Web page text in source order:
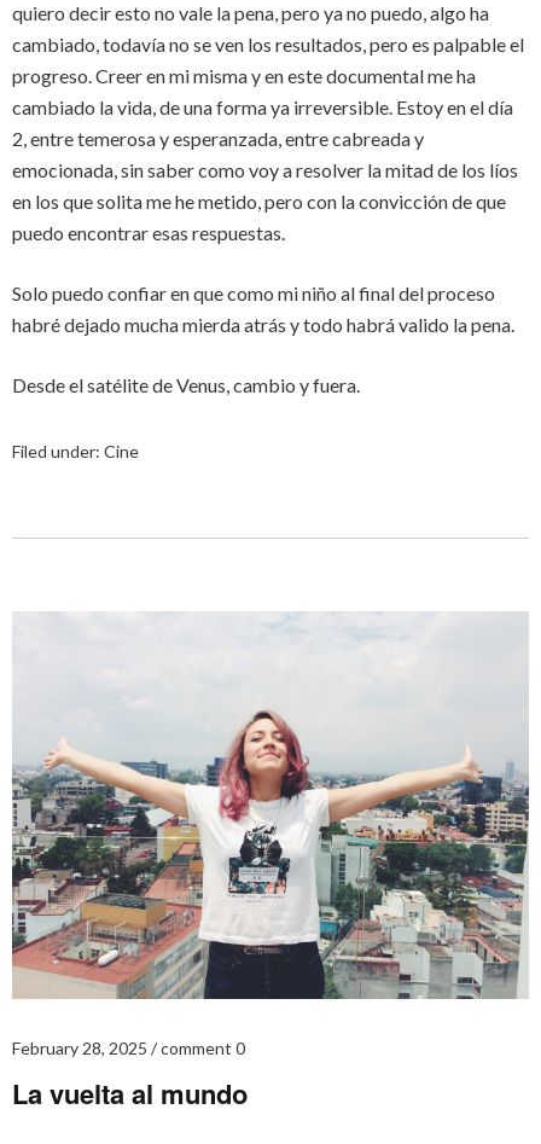
quiero decir esto no vale la pena, pero ya no puedo, algo ha
cambiado, todavía no se ven los resultados, pero es palpable el
progreso. Creer en mi misma y en este documental me ha
cambiado la vida, de una forma ya irreversible. Estoy en el día
2, entre temerosa y esperanzada, entre cabreada y
emocionada, sin saber como voy a resolver la mitad de los líos
en los que solita me he metido, pero con la convicción de que
puedo encontrar esas respuestas.
Solo puedo confiar en que como mi niño al final del proceso
habré dejado mucha mierda atrás y todo habrá valido la pena.
Desde el satélite de Venus, cambio y fuera.
Filed under: Cine
February 28, 2025 comment 0
La vuelta al mundo